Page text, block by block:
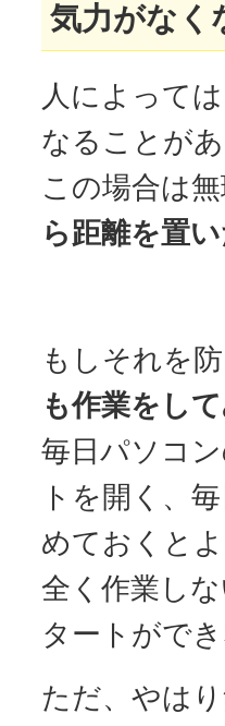
気力がなく
人によって
なることがあ
この場合は無
ら距離を置
もしそれを
も作業をし
毎日パソコ
トを開く、
めておくと
全く作業し
タートがで
ただ、やは